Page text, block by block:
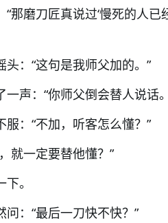
“那磨刀匠真说过‘慢死的人
头：“这句是我师父加的。”
一声：“你师父倒会替人说话
服：“不加，听客怎么懂？”
就一定要替他懂？”
。
问：“最后一刀快不快？”